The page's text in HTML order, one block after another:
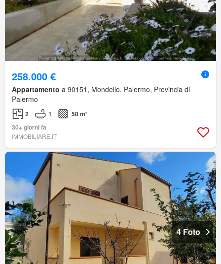
258.000 €
Appartamento a 90151, Mondello, Palermo, Provincia di
Palermo
2 1
50 m²
30+ giorni fa
IMMOBILIARE.IT
4 Foto